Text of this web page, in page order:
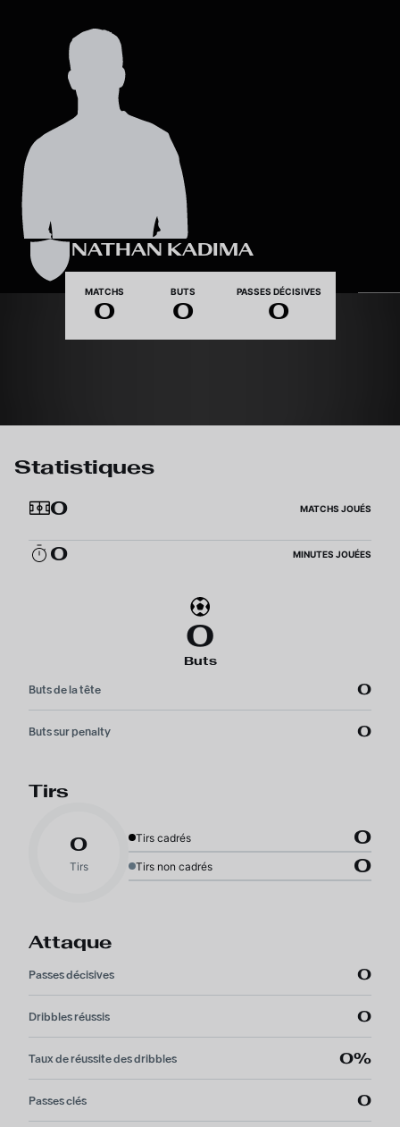
NATHAN KADIMA
MATCHS
0
BUTS
0
PASSES DÉCISIVES
0
Statistiques
0
MATCHS JOUÉS
0 MINUTES JOUÉES
0
Buts
Buts de la tête 0
Buts sur penalty 0
Tirs
0
Tirs
Tirs cadrés 0
Tirs non cadrés 0
Attaque
Passes décisives 0
Dribbles réussis 0
Taux de réussite des dribbles 0%
Passes clés 0